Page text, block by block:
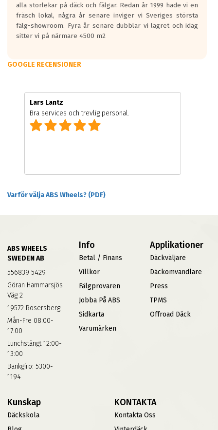
alla storlekar på däck och fälgar. Redan år 1999 hade vi en
fräsch lokal, några år senare inviger vi Sveriges största
fälg-showroom. Fyra år senare dubblar vi lagret och idag
sitter vi på närmare 4500 m2
GOOGLE RECENSIONER
Lars Lantz
Bra services och trevlig personal.
Varför välja ABS Wheels? (PDF)
ABS WHEELS
SWEDEN AB
556839 5429
Göran Hammarsjös
Väg 2
19572 Rosersberg
Mån-Fre 08:00-
17:00
Lunchstängt 12:00-
13:00
Bankgiro: 5300-
1194
Info
Betal / Finans
Villkor
Fälgprovaren
Jobba På ABS
Sidkarta
Varumärken
Applikationer
Däckväljare
Däckomvandlare
Press
TPMS
Offroad Däck
Kunskap
Däckskola
KONTAKTA
Kontakta Oss